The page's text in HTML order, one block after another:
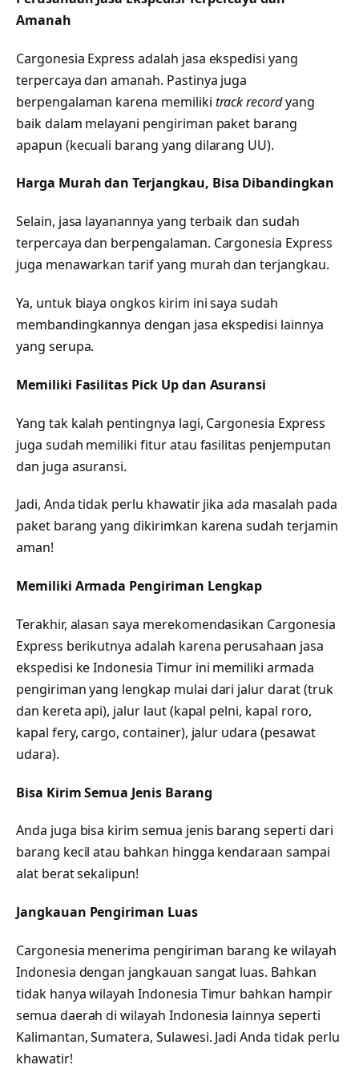
Amanah
Cargonesia Express adalah jasa ekspedisi yang
terpercaya dan amanah. Pastinya juga
berpengalaman karena memiliki track recordyang
baik dalam melayani pengiriman paket barang
apapun (kecuali barang yang dilarang UU).
Harga Murah dan Terjangkau, Bisa Dibandingkan
Selain, jasa layanannya yang terbaik dan sudah
terpercaya dan berpengalaman. Cargonesia Express
juga menawarkan tarif yang murah dan terjangkau.
Ya, untuk biaya ongkos kirim ini saya sudah
membandingkannya dengan jasa ekspedisi lainnya
yang serupa.
Memiliki Fasilitas Pick Up dan Asuransi
Yang tak kalah pentingnya lagi, Cargonesia Express
juga sudah memiliki fitur atau fasilitas penjemputan
dan juga asuransi.
Jadi, Anda tidak perlu khawatir jika ada masalah pada
paket barang yang dikirimkan karena sudah terjamin
aman!
Memiliki Armada Pengiriman Lengkap
Terakhir, alasan saya merekomendasikan Cargonesia
Express berikutnya adalah karena perusahaan jasa
ekspedisi ke Indonesia Timur ini memiliki armada
pengiriman yang lengkap mulai dari jalur darat (truk
dan kereta api), jalur laut (kapal pelni, kapal roro,
kapal fery, cargo, container), jalur udara (pesawat
udara).
Bisa Kirim Semua Jenis Barang
Anda juga bisa kirim semua jenis barang seperti dari
barang kecil atau bahkan hingga kendaraan sampai
alat berat sekalipun!
Jangkauan Pengiriman Luas
Cargonesia menerima pengiriman barang ke wilayah
Indonesia dengan jangkauan sangat luas. Bahkan
tidak hanya wilayah Indonesia Timur bahkan hampir
semua daerah di wilayah Indonesia lainnya seperti
Kalimantan, Sumatera, Sulawesi. Jadi Anda tidak perlu
khawatir!